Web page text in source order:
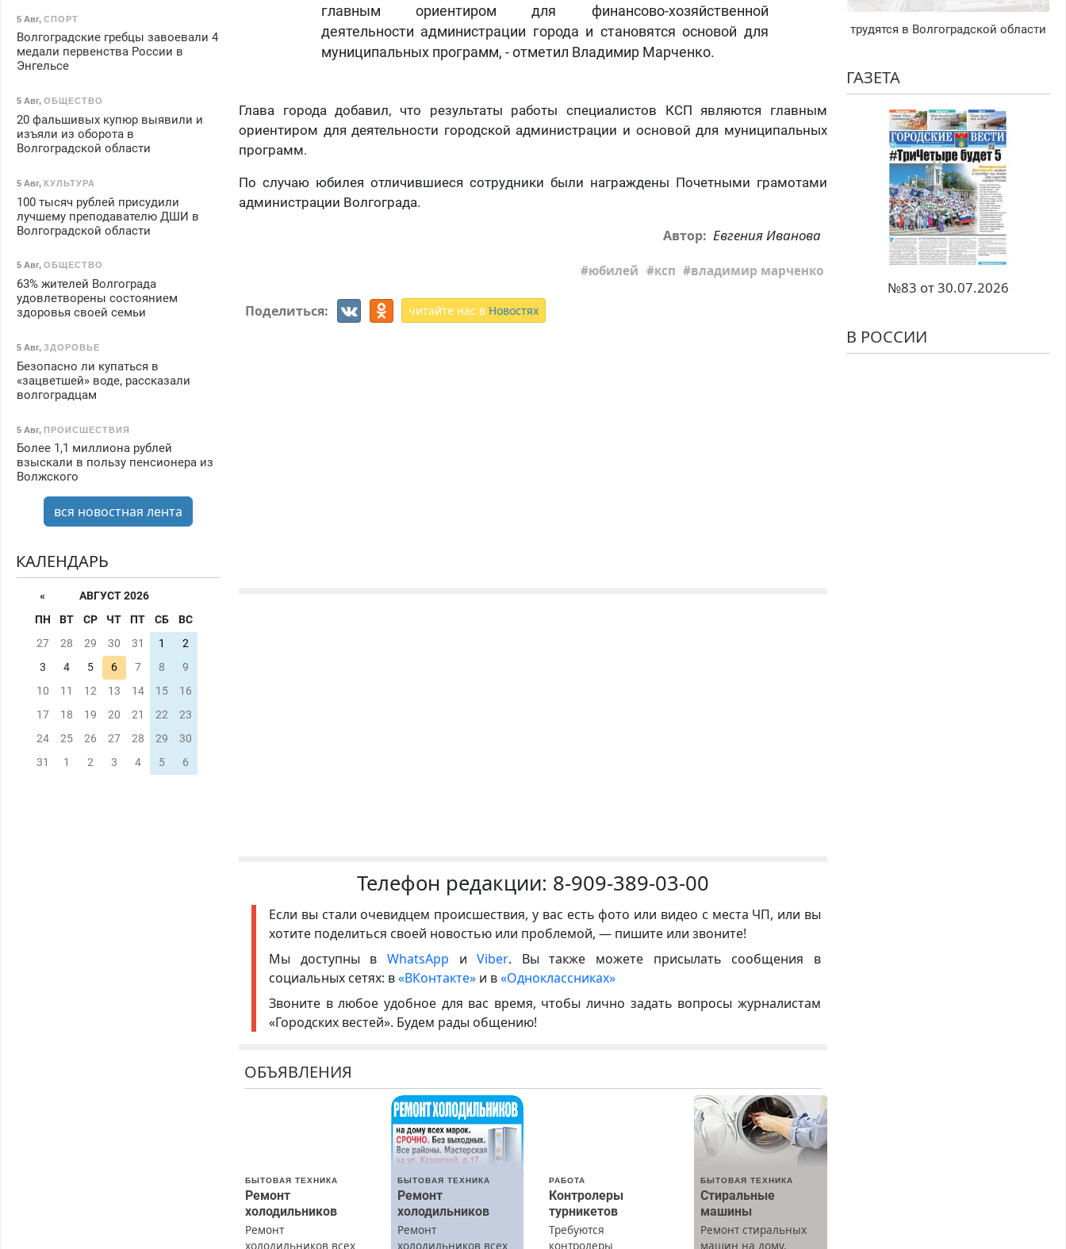
главным ориентиром для финансово-хозяйственной
деятельности администрации города и становятся основой для
муниципальных программ, - отметил Владимир Марченко.
Глава города добавил, что результаты работы специалистов КСП являются главным
ориентиром для деятельности городской администрации и основой для муниципальных
программ.
По случаю юбилея отличившиеся сотрудники были награждены Почетными грамотами
администрации Волгограда.
Автор: Евгения Иванова
юбилей ксп владимир марченко
Поделиться: читайте нас в Новостях
Телефон редакции: 8-909-389-03-00
Если вы стали очевидцем происшествия, у вас есть фото или видео с места ЧП, или вы
хотите поделиться своей новостью или проблемой, — пишите или звоните!
Мы доступны в WhatsApp иViber. Вы также можете присылать сообщения в
социальных сетях: в«ВКонтакте» и в«Одноклассниках»
Звоните в любое удобное для вас время, чтобы лично задать вопросы журналистам
«Городских вестей». Будем рады общению!
ОБЪЯВЛЕНИЯ
БЫТОВАЯ ТЕХНИКА
Ремонт
холодильников
Ремонт
холодильников всех
БЫТОВАЯ ТЕХНИКА
Ремонт
холодильников
Ремонт
холодильников всех
РАБОТА
Контролеры
турникетов
Требуются
контролеры
БЫТОВАЯ ТЕХНИКА
Стиральные
машины
Ремонт стиральных
машин на дому.
5 Авг, СПОРТ
Волгоградские гребцы завоевали 4
медали первенства России в
Энгельсе
5 Авг, ОБЩЕСТВО
20 фальшивых купюр выявили и
изъяли из оборота в
Волгоградской области
5 Авг, КУЛЬТУРА
100 тысяч рублей присудили
лучшему преподавателю ДШИ в
Волгоградской области
5 Авг, ОБЩЕСТВО
63% жителей Волгограда
удовлетворены состоянием
здоровья своей семьи
5 Авг, ЗДОРОВЬЕ
Безопасно ли купаться в
«зацветшей» воде, рассказали
волгоградцам
5 Авг, ПРОИСШЕСТВИЯ
Более 1,1 миллиона рублей
взыскали в пользу пенсионера из
Волжского
вся новостная лента
КАЛЕНДАРЬ
«
АВГУСТ 2026
ПН
ВТ СР ЧТ ПТ СБ
ВС
27
28 29 30 31 1
2
3
4 5 6 7 8
9
10
11 12 13 14 15
16
17
18 19 20 21 22
23
24
25 26 27 28 29
30
31
1 2 3 4 5 6
трудятся в Волгоградской области
ГАЗЕТА
№83 от 30.07.2026
В РОССИИ